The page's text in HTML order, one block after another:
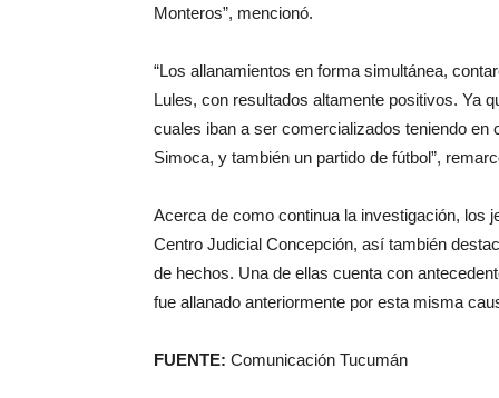
Monteros”, mencionó.
“Los allanamientos en forma simultánea,
Lules, con resultados altamente positivos. Ya
cuales iban a ser comercializados teniendo en
Simoca, y también un partido de fútbol”,
Acerca de como continua la investigación, los
Centro Judicial Concepción, así también
de hechos. Una de ellas cuenta con
fue allanado anteriormente por esta misma
FUENTE: Comunicación Tucumán